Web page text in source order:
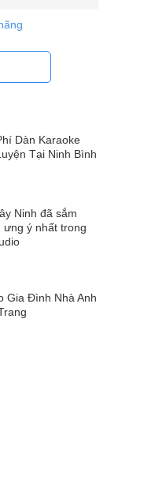
Dàn Karaoke
Tại Ninh Bình
Ninh đã sắm
ý nhất trong
Gia Đình Nhà Anh